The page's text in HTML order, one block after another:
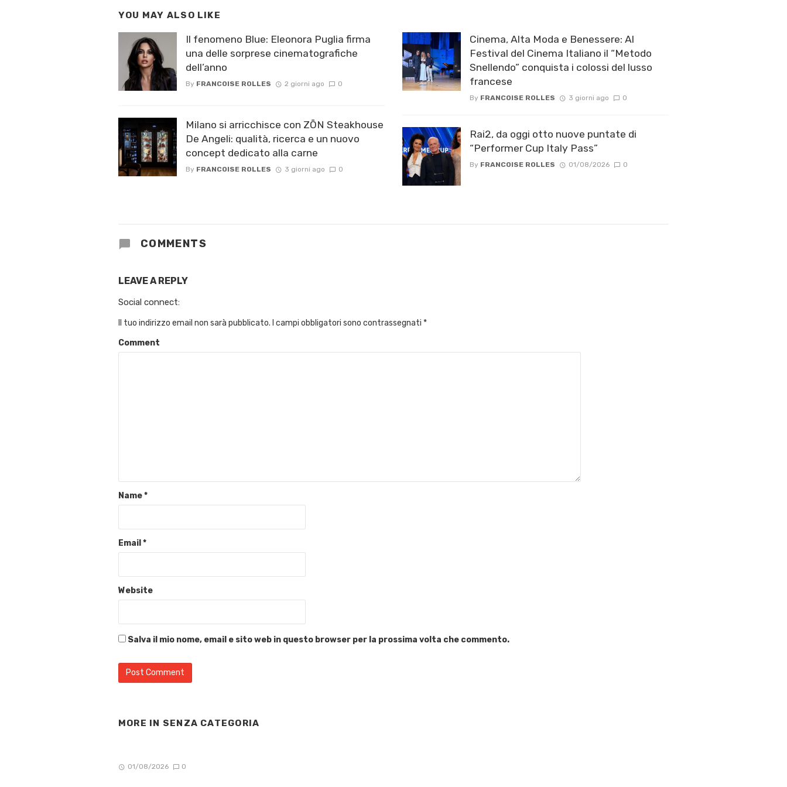
YOU MAY ALSO LIKE
Il fenomeno Blue: Eleonora Puglia firma
una delle sorprese cinematografiche
dell’anno
By FRANCOISE ROLLES 2 giorni ago 0
Milano si arricchisce con ZŌN Steakhouse
De Angeli: qualità, ricerca e un nuovo
concept dedicato alla carne
By FRANCOISE ROLLES 3 giorni ago 0
Cinema, Alta Moda e Benessere: Al
Festival del Cinema Italiano il “Metodo
Snellendo” conquista i colossi del lusso
francese
By FRANCOISE ROLLES 3 giorni ago 0
Rai2, da oggi otto nuove puntate di
“Performer Cup Italy Pass”
By FRANCOISE ROLLES 01/08/2026 0
COMMENTS
LEAVE A REPLY
Social connect:
Il tuo indirizzo email non sarà pubblicato. I campi obbligatori sono contrassegnati *
Comment
Name*
Email *
Website
Salva il mio nome, email e sito web in questo browser per la prossima volta che commento.
MORE IN SENZA CATEGORIA
01/08/2026 0